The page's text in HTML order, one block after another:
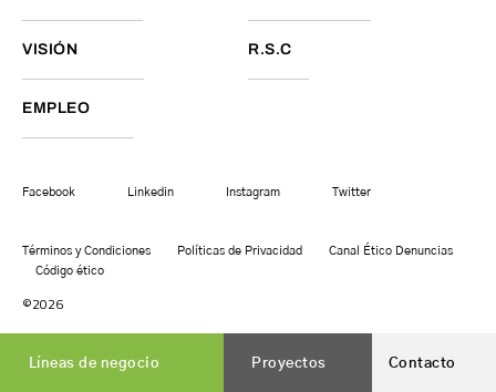
Líneas de negocio Proyectos Contacto
VISIÓN R.S.C
EMPLEO
Facebook Linkedin Instagram Twitter
Términos y Condiciones Políticas de Privacidad
Canal Ético Denuncias
Código ético
©2026